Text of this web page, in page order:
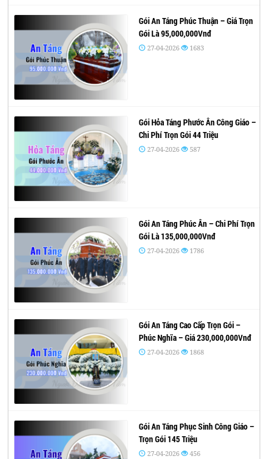
Gói An Táng Phúc Thuận – Giá Trọn
Gói Là 95,000,000Vnđ
27-04-2026 1683
Gói Hỏa Táng Phước Ân Công Giáo –
Chi Phí Trọn Gói 44 Triệu
27-04-2026 587
Gói An Táng Phúc Ân – Chi Phí Trọn
Gói Là 135,000,000Vnđ
27-04-2026 1786
Gói An Táng Cao Cấp Trọn Gói –
Phúc Nghĩa – Giá 230,000,000Vnđ
27-04-2026 1868
Gói An Táng Phục Sinh Công Giáo –
Trọn Gói 145 Triệu
27-04-2026 456